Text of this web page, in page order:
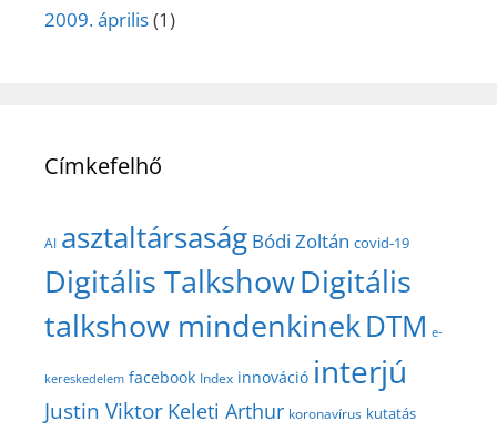
2009. április(1)
Címkefelhő
AI asztaltársaság Bódi Zoltán covid-19
Digitális TalkshowDigitális
talkshow mindenkinekDTM e-
kereskedelem facebook Index innováció interjú
Justin Viktor Keleti Arthur koronavírus kutatás